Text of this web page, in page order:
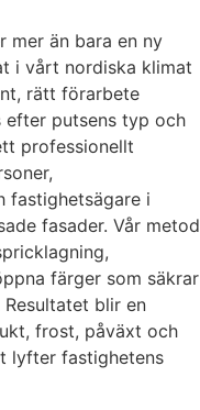
mer än bara en ny
i vårt nordiska klimat
rätt förarbete
efter putsens typ och
professionellt
fastighetsägare i
fasader. Vår metod
färger som säkrar
blir en
frost, påväxt och
lyfter fastighetens